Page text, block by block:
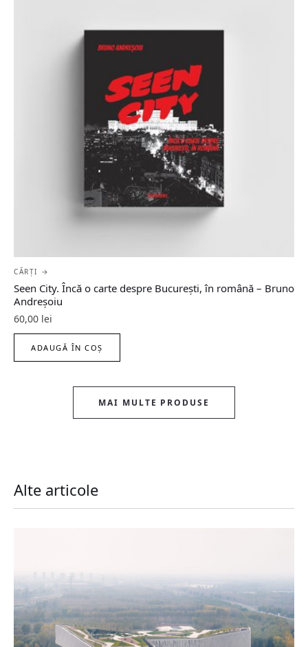
CĂRȚI →
Seen City. Încă o carte despre București, în română – Bruno
Andreșoiu
60,00 lei
ADAUGĂ ÎN COȘ
MAI MULTE PRODUSE
Alte articole